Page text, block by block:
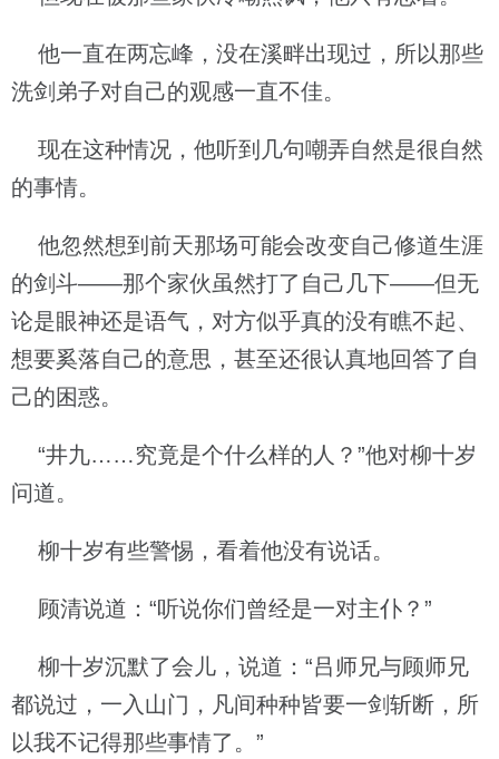
他一直在两忘峰，没在溪畔出现过，所以那些
洗剑弟子对自己的观感一直不佳。
现在这种情况，他听到几句嘲弄自然是很自然
的事情。
他忽然想到前天那场可能会改变自己修道生涯
的剑斗——那个家伙虽然打了自己几下——但无
论是眼神还是语气，对方似乎真的没有瞧不起、
想要奚落自己的意思，甚至还很认真地回答了自
己的困惑。
“井九……究竟是个什么样的人？”他对柳十岁
问道。
柳十岁有些警惕，看着他没有说话。
顾清说道：“听说你们曾经是一对主仆？”
柳十岁沉默了会儿，说道：“吕师兄与顾师兄
都说过，一入山门，凡间种种皆要一剑斩断，所
以我不记得那些事情了。”